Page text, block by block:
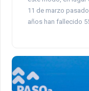
11 de marzo
años han fallecido